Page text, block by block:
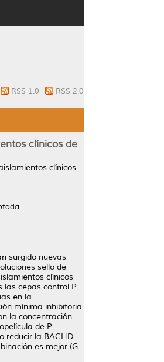
RSS 1.0 RSS 2.0
clínicos de
clínicos
surgido nuevas
sello de
clínicos
cepas control P.
en la
mínima inhibitoria
la concentración
de P.
reducir la BACHD.
es mejor (G-